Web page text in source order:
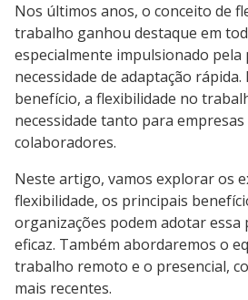
Nos últimos anos, o conceito de
trabalho ganhou destaque em
especialmente impulsionado pela
necessidade de adaptação
benefício, a flexibilidade no
necessidade tanto para
colaboradores.
Neste artigo, vamos explorar os
flexibilidade, os principais
organizações podem adotar essa
eficaz. Também abordaremos o
trabalho remoto e o presencial,
mais recentes.